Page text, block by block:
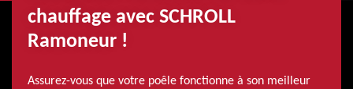
chauffage avec SCHROLL
Ramoneur !
Assurez-vous que votre poêle fonctionne à son meilleur